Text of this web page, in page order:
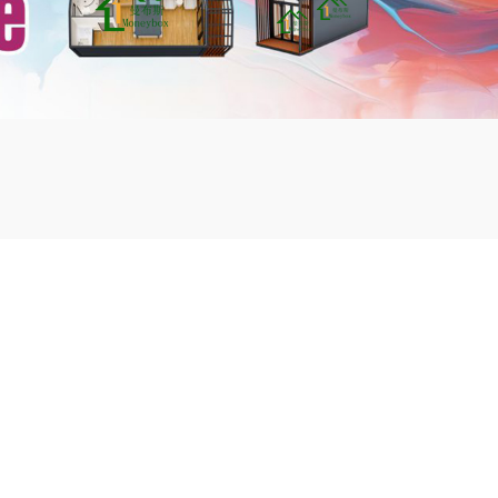
mbshou
se.com